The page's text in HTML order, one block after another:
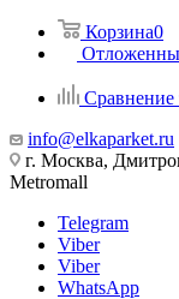
Корзина0
Сравнение
info@elkaparket.ru
г. Москва,
Metromall
Telegram
Viber
Viber
WhatsApp